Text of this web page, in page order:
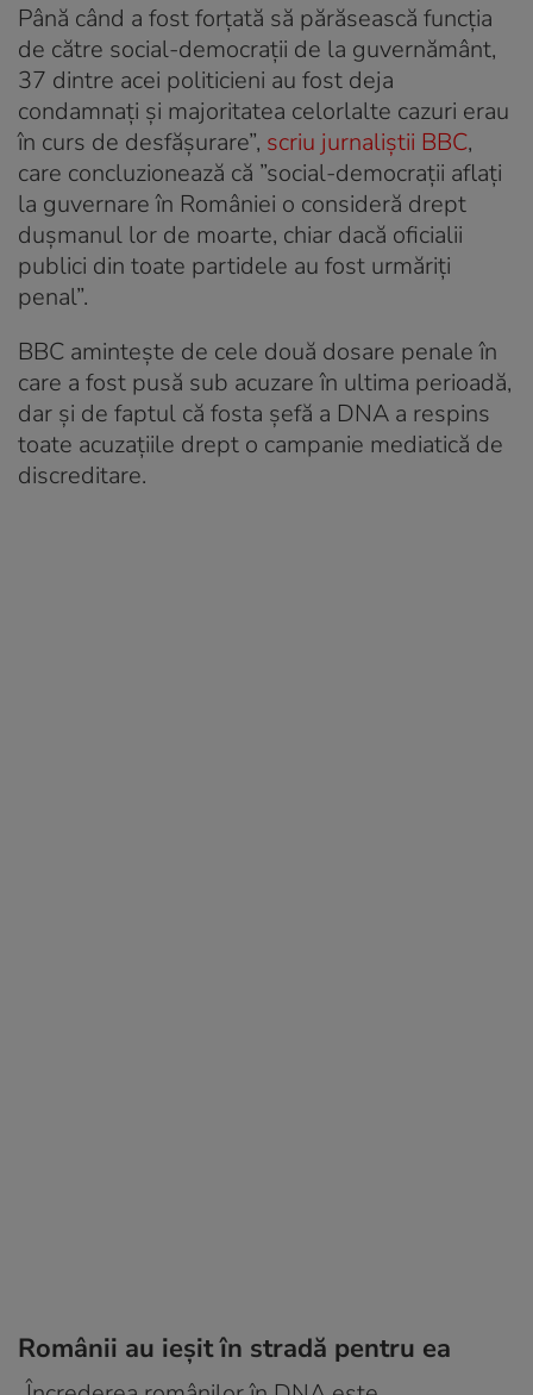
Până când a fost forțată să părăsească funcția
de către social-democrații de la guvernământ,
37 dintre acei politicieni au fost deja
condamnați și majoritatea celorlalte cazuri erau
în curs de desfășurare”, scriu jurnaliștii BBC,
care concluzionează că ”social-democrații aflați
la guvernare în României o consideră drept
dușmanul lor de moarte, chiar dacă oficialii
publici din toate partidele au fost urmăriți
penal”.
BBC amintește de cele două dosare penale în
care a fost pusă sub acuzare în ultima perioadă,
dar și de faptul că fosta șefă a DNA a respins
toate acuzațiile drept o campanie mediatică de
discreditare.
Românii au ieșit în stradă pentru ea